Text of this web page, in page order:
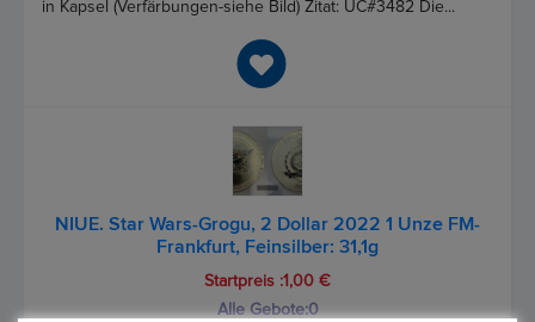
in Kapsel (Verfärbungen-siehe Bild) Zitat: UC#3482 Die...
NIUE. Star Wars-Grogu, 2 Dollar 2022 1 Unze FM-
Frankfurt, Feinsilber: 31,1g
Startpreis :1,00 €
Alle Gebote:0